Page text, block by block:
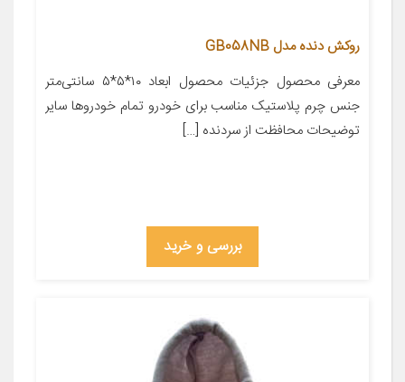
روکش دنده مدل GB058NB
معرفی محصول جزئیات محصول ابعاد ۱۰*۵*۵ سانتی‌متر
جنس چرم پلاستیک مناسب برای خودرو تمام خودروها سایر
توضیحات محافظت از سردنده […]
بررسی و خرید